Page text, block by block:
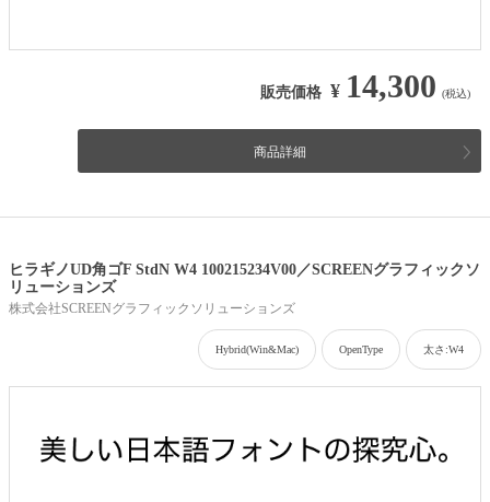
販売価格 ¥ 14,300 (税込)
商品詳細
ヒラギノUD角ゴF StdN W4 100215234V00／SCREENグラフィックソ
リューションズ
株式会社SCREENグラフィックソリューションズ
Hybrid(Win&Mac) OpenType 太さ:W4